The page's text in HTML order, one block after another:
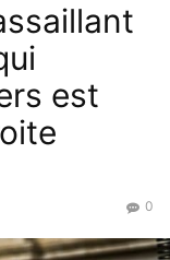
est
0